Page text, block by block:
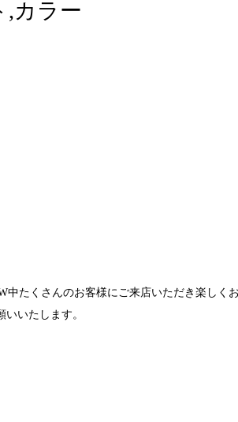
,カラー
たくさんのお客様にご来店いただき楽しく
いたします。